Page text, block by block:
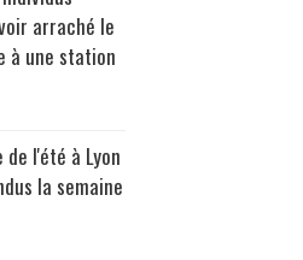
arraché le
à une station
l'été à Lyon
la semaine